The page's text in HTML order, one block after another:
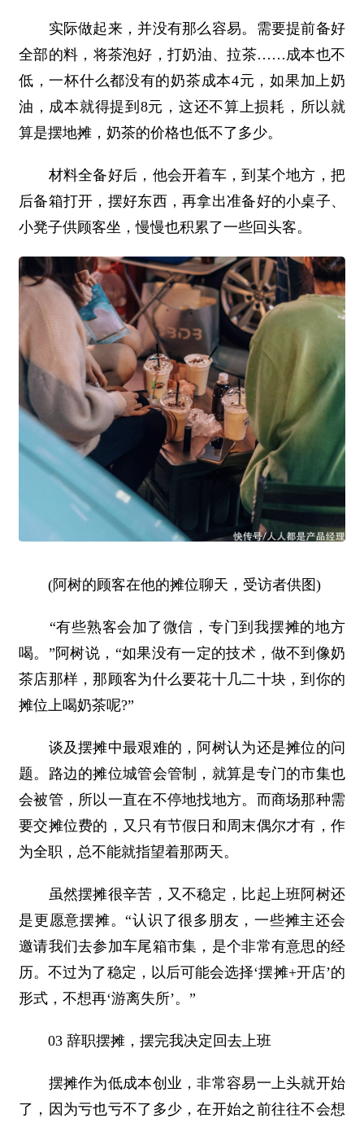
实际做起来，并没有那么容易。需要提前备好
全部的料，将茶泡好，打奶油、拉茶……成本也不
低，一杯什么都没有的奶茶成本4元，如果加上奶
油，成本就得提到8元，这还不算上损耗，所以就
算是摆地摊，奶茶的价格也低不了多少。
材料全备好后，他会开着车，到某个地方，把
后备箱打开，摆好东西，再拿出准备好的小桌子、
小凳子供顾客坐，慢慢也积累了一些回头客。
(阿树的顾客在他的摊位聊天，受访者供图)
“有些熟客会加了微信，专门到我摆摊的地方
喝。”阿树说，“如果没有一定的技术，做不到像奶
茶店那样，那顾客为什么要花十几二十块，到你的
摊位上喝奶茶呢?”
谈及摆摊中最艰难的，阿树认为还是摊位的问
题。路边的摊位城管会管制，就算是专门的市集也
会被管，所以一直在不停地找地方。而商场那种需
要交摊位费的，又只有节假日和周末偶尔才有，作
为全职，总不能就指望着那两天。
虽然摆摊很辛苦，又不稳定，比起上班阿树还
是更愿意摆摊。“认识了很多朋友，一些摊主还会
邀请我们去参加车尾箱市集，是个非常有意思的经
历。不过为了稳定，以后可能会选择‘摆摊+开店’的
形式，不想再‘游离失所’。”
03 辞职摆摊，摆完我决定回去上班
摆摊作为低成本创业，非常容易一上头就开始
了，因为亏也亏不了多少，在开始之前往往不会想